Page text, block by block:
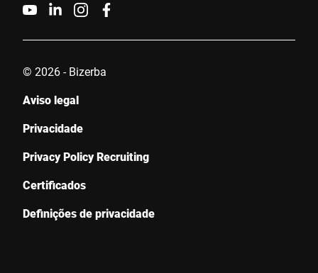
© 2026 - Bizerba
Aviso legal
Privacidade
Privacy Policy Recruiting
Certificados
Definições de privacidade